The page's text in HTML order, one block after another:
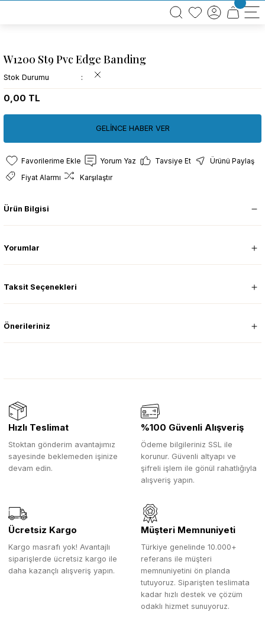
BÜTÜN ALIŞVERİŞLERİNİZDE KARGO BEDAVA!
TÜRKİYE GENELİNDE 10.000 MÜŞTERİ REFERANSI
W1200 St9 Pvc Edge Banding
Stok Durumu
0,00 TL
GELİNCE HABER VER
Yorum Yaz Tavsiye Et
Ürünü Paylaş
Fiyat Alarmı
Karşılaştır
Ürün Bilgisi
Yorumlar
Taksit Seçenekleri
Önerileriniz
Hızlı Teslimat
Stoktan gönderim avantajımız
sayesinde beklemeden işinize
devam edin.
%100 Güvenli Alışveriş
Ödeme bilgileriniz SSL ile
korunur. Güvenli altyapı ve
şifreli işlem ile gönül rahatlığıyla
alışveriş yapın.
Ücretsiz Kargo
Kargo masrafı yok! Avantajlı
siparişlerde ücretsiz kargo ile
daha kazançlı alışveriş yapın.
Müşteri Memnuniyeti
Türkiye genelinde 10.000+
referans ile müşteri
memnuniyetini ön planda
tutuyoruz. Siparişten teslimata
kadar hızlı destek ve çözüm
odaklı hizmet sunuyoruz.